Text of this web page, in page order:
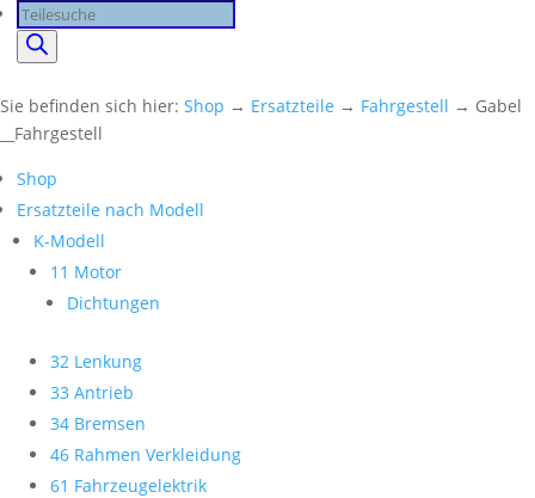
Products
search
Sie befinden sich hier: Shop → Ersatzteile → Fahrgestell → Gabel
__Fahrgestell
Shop
Ersatzteile nach Modell
K-Modell
11 Motor
Dichtungen
32 Lenkung
33 Antrieb
34 Bremsen
46 Rahmen Verkleidung
61 Fahrzeugelektrik